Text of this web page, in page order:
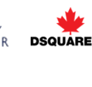
DSQUARED2